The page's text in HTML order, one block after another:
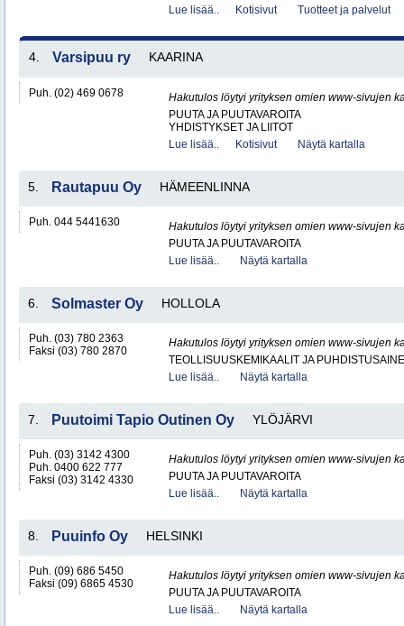
Lue lisää..
Kotisivut Tuotteet ja palvelut
4. Varsipuu ry KAARINA
Puh. (02) 469 0678
Hakutulos löytyi yrityksen omien www-sivujen
PUUTA JA PUUTAVAROITA
YHDISTYKSET JA LIITOT
Lue lisää..
Kotisivut Näytä kartalla
5. Rautapuu Oy HÄMEENLINNA
Puh. 044 5441630
Hakutulos löytyi yrityksen omien www-sivujen
PUUTA JA PUUTAVAROITA
Lue lisää..
Näytä kartalla
6. Solmaster Oy HOLLOLA
Puh. (03) 780 2363
Faksi (03) 780 2870
Hakutulos löytyi yrityksen omien www-sivujen
TEOLLISUUSKEMIKAALIT JA
Lue lisää..
Näytä kartalla
7. Puutoimi Tapio Outinen Oy YLÖJÄRVI
Puh. (03) 3142 4300
Puh. 0400 622 777
Faksi (03) 3142 4330
Hakutulos löytyi yrityksen omien www-sivujen
PUUTA JA PUUTAVAROITA
Lue lisää..
Näytä kartalla
8. Puuinfo Oy HELSINKI
Puh. (09) 686 5450
Faksi (09) 6865 4530
Hakutulos löytyi yrityksen omien www-sivujen
PUUTA JA PUUTAVAROITA
Lue lisää..
Näytä kartalla